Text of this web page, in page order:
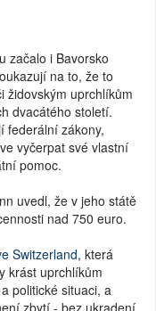
začalo i Bavorsko
na to, že to
židovským uprchlíkům
dvacátého století.
federální zákony,
vyčerpat své vlastní
pomoc.
uvedl, že v jeho státě
nad 750 euro.
Switzerland, která
krást uprchlíkům
politické situaci, a